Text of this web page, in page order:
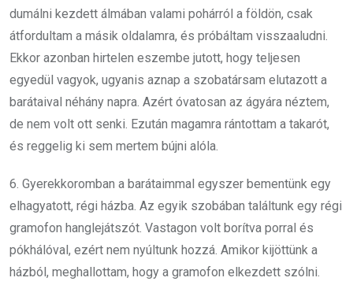
dumálni kezdett álmában valami pohárról a földön, csak
átfordultam a másik oldalamra, és próbáltam visszaaludni.
Ekkor azonban hirtelen eszembe jutott, hogy teljesen
egyedül vagyok, ugyanis aznap a szobatársam elutazott a
barátaival néhány napra. Azért óvatosan az ágyára néztem,
de nem volt ott senki. Ezután magamra rántottam a takarót,
és reggelig ki sem mertem bújni alóla.
6. Gyerekkoromban a barátaimmal egyszer bementünk egy
elhagyatott, régi házba. Az egyik szobában találtunk egy régi
gramofon hanglejátszót. Vastagon volt borítva porral és
pókhálóval, ezért nem nyúltunk hozzá. Amikor kijöttünk a
házból, meghallottam, hogy a gramofon elkezdett szólni.